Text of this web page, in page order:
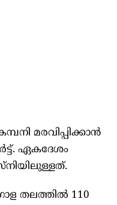
മരവിപ്പിക്കാൻ
ഏകദേശം
തലത്തിൽ 110